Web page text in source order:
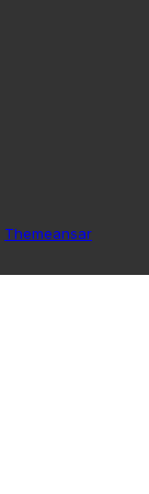
Themeansar